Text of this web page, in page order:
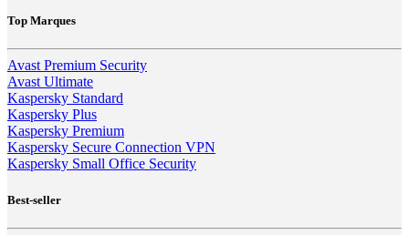
Top Marques
Avast Premium Security
Avast Ultimate
Kaspersky Standard
Kaspersky Plus
Kaspersky Premium
Kaspersky Secure Connection VPN
Kaspersky Small Office Security
Best-seller